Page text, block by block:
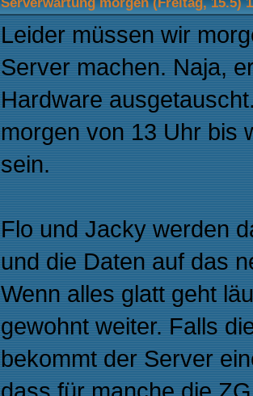
Leider müssen wir
Server machen. Naja,
Hardware
morgen von 13 Uhr bis
sein.
Flo und Jacky werden
und die Daten auf das
Wenn alles glatt geht
gewohnt weiter. Falls
bekommt der Server